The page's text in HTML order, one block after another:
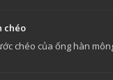
chéo
chéo của ống hàn